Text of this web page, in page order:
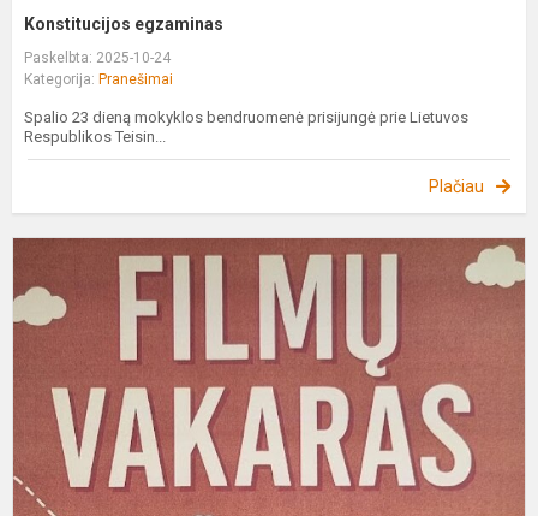
Konstitucijos egzaminas
Paskelbta: 2025-10-24
Kategorija: Pranešimai
Spalio 23 dieną mokyklos bendruomenė prisijungė prie Lietuvos
Respublikos Teisin...
Plačiau